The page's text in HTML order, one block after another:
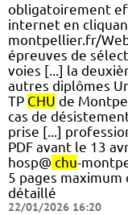
obligatoirement
internet en
montpellier.fr/
épreuves de
voies [...] la
autres diplômes
TP CHU de
cas de
prise [...]
PDF avant le 13
hosp@ chu-
5 pages
détaillé
22/01/2026 16:20